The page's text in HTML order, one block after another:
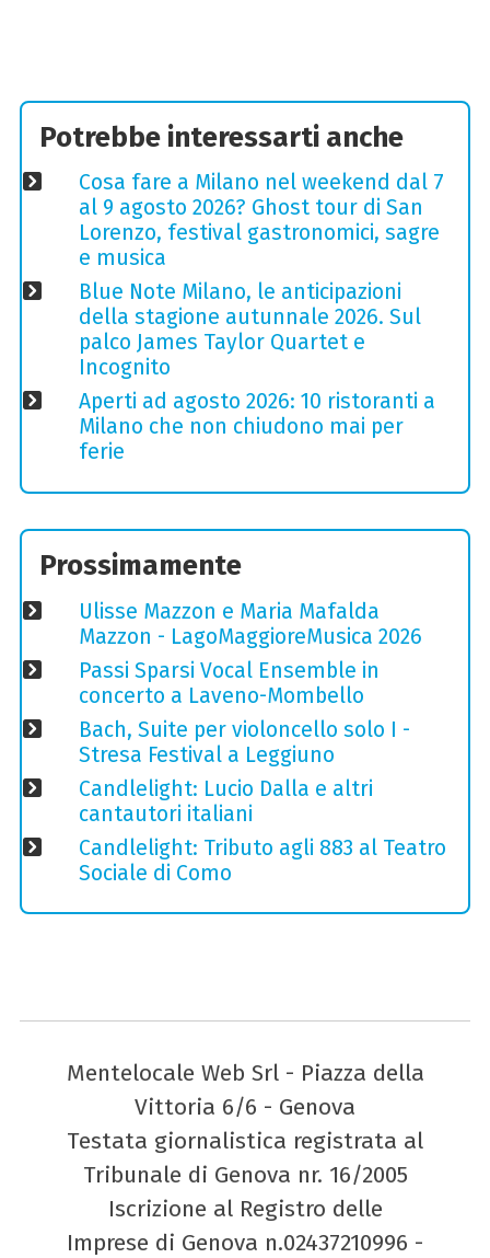
Potrebbe interessarti anche
Cosa fare a Milano nel weekend dal 7
al 9 agosto 2026? Ghost tour di San
Lorenzo, festival gastronomici, sagre
e musica
Blue Note Milano, le anticipazioni
della stagione autunnale 2026. Sul
palco James Taylor Quartet e
Incognito
Aperti ad agosto 2026: 10 ristoranti a
Milano che non chiudono mai per
ferie
Prossimamente
Ulisse Mazzon e Maria Mafalda
Mazzon - LagoMaggioreMusica 2026
Passi Sparsi Vocal Ensemble in
concerto a Laveno-Mombello
Bach, Suite per violoncello solo I -
Stresa Festival a Leggiuno
Candlelight: Lucio Dalla e altri
cantautori italiani
Candlelight: Tributo agli 883 al Teatro
Sociale di Como
Mentelocale Web Srl - Piazza della
Vittoria 6/6 - Genova
Testata giornalistica registrata al
Tribunale di Genova nr. 16/2005
Iscrizione al Registro delle
Imprese di Genova n.02437210996 -